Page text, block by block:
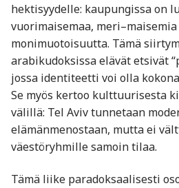
hektisyydelle: kaupungissa on
vuorimaisemaa,
monimuotoisuutta. Tämä
arabikudoksissa elävät etsivät
jossa identiteetti voi olla
Se myös kertoo kulttuurisesta
välillä: Tel Aviv tunnetaan
elämänmenostaan, mutta ei
väestöryhmille samoin tilaa.
Tämä liike paradoksaalisesti